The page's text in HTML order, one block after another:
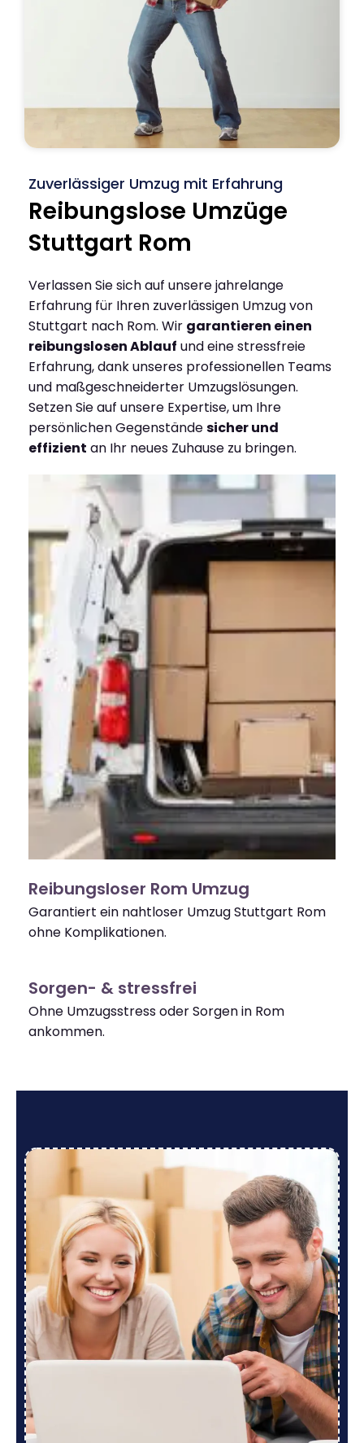
Zuverlässiger Umzug mit Erfahrung
Reibungslose Umzüge
Stuttgart Rom
Verlassen Sie sich auf unsere jahrelange
Erfahrung für Ihren zuverlässigen Umzug von
Stuttgart nach Rom. Wir garantieren einen
reibungslosen Ablauf und eine stressfreie
Erfahrung, dank unseres professionellen Teams
und maßgeschneiderter Umzugslösungen.
Setzen Sie auf unsere Expertise, um Ihre
persönlichen Gegenständesicher und
effizient an Ihr neues Zuhause zu bringen.
Reibungsloser Rom Umzug
Garantiert ein nahtloser Umzug Stuttgart Rom
ohne Komplikationen.
Sorgen- & stressfrei
Ohne Umzugsstress oder Sorgen in Rom
ankommen.